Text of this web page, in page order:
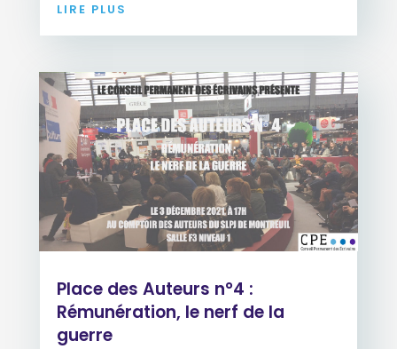
LIRE PLUS
Place des Auteurs n°4 :
Rémunération, le nerf de la
guerre